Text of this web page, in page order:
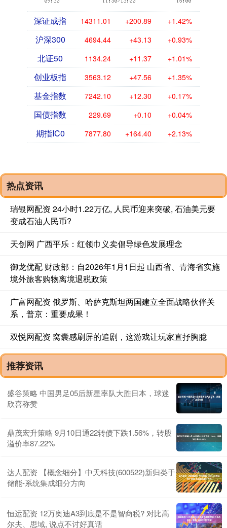
深证成指 14311.01 +200.89 +1.42%
沪深300 4694.44 +43.13 +0.93%
北证50 1134.24 +11.37 +1.01%
创业板指 3563.12 +47.56 +1.35%
基金指数 7242.10 +12.30 +0.17%
国债指数 229.69 +0.10 +0.04%
期指IC0 7877.80 +164.40 +2.13%
热点资讯
瑞银网配资 24小时1.22万亿, 人民币迎来突破, 石油美元要
变成石油人民币?
天创网 广西平乐：红领巾义卖倡导绿色发展理念
御龙优配 财政部：自2026年1月1日起 山西省、青海省实施
境外旅客购物离境退税政策
广富网配资 俄罗斯、哈萨克斯坦两国建立全面战略伙伴关
系，普京：重要成果！
双悦网配资 窝囊感刷屏的追剧，这游戏让玩家直抒胸臆
推荐资讯
盛谷策略 中国男足05后新星率队大胜日本，球迷
欣喜称赞
鼎茂宏升策略 9月10日通22转债下跌1.56%，转股
溢价率87.22%
达人配资 【概念细分】中天科技(600522)新归类于
储能-系统集成细分方向
恒运配资 12万奥迪A3到底是不是智商税? 对比高
尔夫、思域, 说点不讨好真话